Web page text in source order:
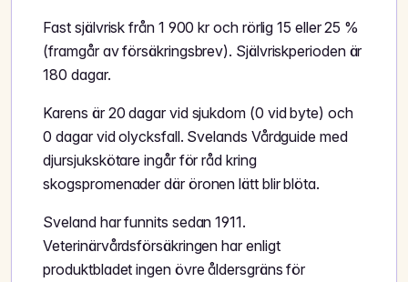
Fast självrisk från 1 900 kr och rörlig 15 eller 25 %
(framgår av försäkringsbrev). Självriskperioden är
180 dagar.
Karens är 20 dagar vid sjukdom (0 vid byte) och
0 dagar vid olycksfall. Svelands Vårdguide med
djursjukskötare ingår för råd kring
skogspromenader där öronen lätt blir blöta.
Sveland har funnits sedan 1911.
Veterinärvårdsförsäkringen har enligt
produktbladet ingen övre åldersgräns för